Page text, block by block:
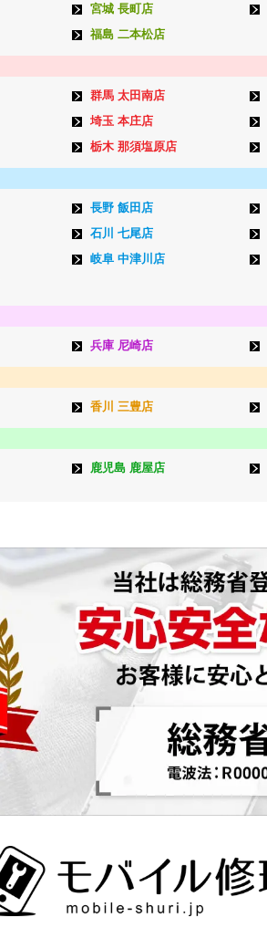
宮城 長町店
福島 二本松店
群馬 太田南店
埼玉 本庄店
栃木 那須塩原店
長野 飯田店
石川 七尾店
岐阜 中津川店
兵庫 尼崎店
香川 三豊店
鹿児島 鹿屋店